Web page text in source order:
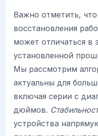
Важно отметить,
восстановления
может отличаться в
установленной
Мы рассмотрим
актуальны для
включая серии с
дюймов.
устройства